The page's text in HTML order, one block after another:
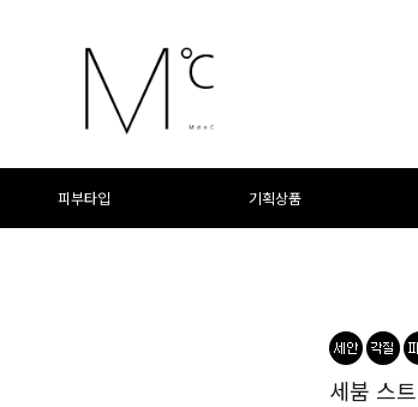
피부타입 기획상품
세붐 스